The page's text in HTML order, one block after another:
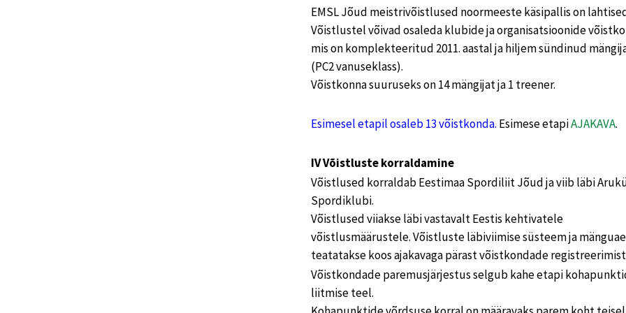
EMSL Jõud meistrivõistlused noormeeste käsipallis on
Võistlustel võivad osaleda klubide ja organisatsioonide
mis on komplekteeritud 2011. aastal ja hiljem sündinud
(PC2 vanuseklass).
Võistkonna suuruseks on 14 mängijat ja 1 treener.
Esimesel etapil osaleb 13 võistkonda. Esimese etapiAJAKAVA.
IV Võistluste korraldamine
Võistlused korraldab Eestimaa Spordiliit Jõud ja viib läbi
Spordiklubi.
Võistlused viiakse läbi vastavalt Eestis kehtivatele
võistlusmäärustele. Võistluste läbiviimise süsteem ja
teatatakse koos ajakavaga pärast võistkondade
Võistkondade paremusjärjestus selgub kahe etapi
liitmise teel.